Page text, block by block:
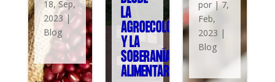
18, Sep,
2023 |
Blog
LA
AGROECOLOGÍA
Y LA
SOBERANÍA
ALIMENTARIA
por |7,
Feb,
2023 |
Blog